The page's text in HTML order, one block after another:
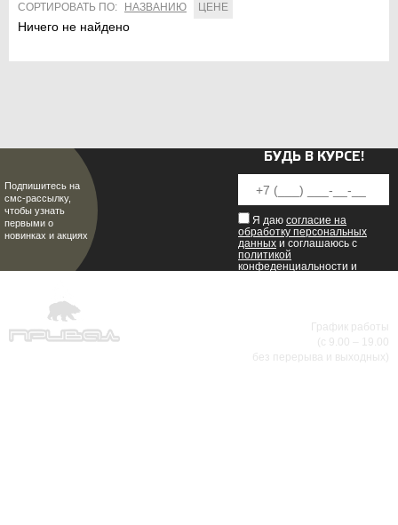
СОРТИРОВАТЬ ПО:
НАЗВАНИЮ ЦЕНЕ
Ничего не найдено
Подпишитесь на
смс-рассылку,
чтобы узнать
первыми о
новинках и акциях
БУДЬ В КУРСЕ!
Я даю согласие на
обработку персональных
данных и соглашаюсь с
политикой
конфеденциальности и
График работы
(с 9.00 – 19.00
без перерыва и выходных)